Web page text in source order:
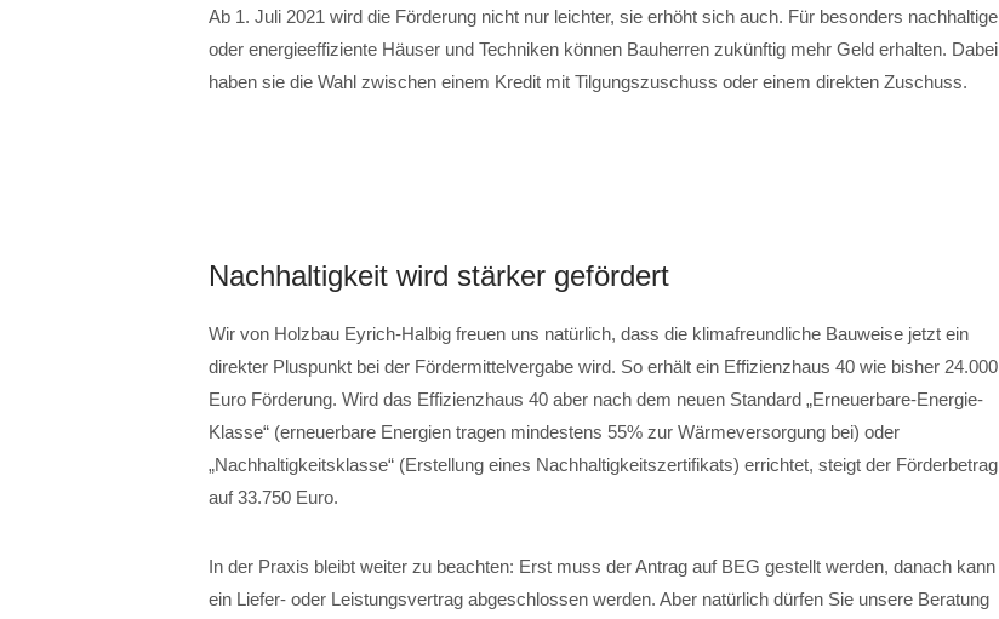
Ab 1. Juli 2021 wird die Förderung nicht nur leichter, sie erhöht sich auch. Für besonders nachhaltige
oder energieeffiziente Häuser und Techniken können Bauherren zukünftig mehr Geld erhalten. Dabei
haben sie die Wahl zwischen einem Kredit mit Tilgungszuschuss oder einem direkten Zuschuss.
Nachhaltigkeit wird stärker gefördert
Wir von Holzbau Eyrich-Halbig freuen uns natürlich, dass die klimafreundliche Bauweise jetzt ein
direkter Pluspunkt bei der Fördermittelvergabe wird. So erhält ein Effizienzhaus 40 wie bisher 24.000
Euro Förderung. Wird das Effizienzhaus 40 aber nach dem neuen Standard „Erneuerbare-Energie-
Klasse“ (erneuerbare Energien tragen mindestens 55% zur Wärmeversorgung bei) oder
„Nachhaltigkeitsklasse“ (Erstellung eines Nachhaltigkeitszertifikats) errichtet, steigt der Förderbetrag
auf 33.750 Euro.
In der Praxis bleibt weiter zu beachten: Erst muss der Antrag auf BEG gestellt werden, danach kann
ein Liefer- oder Leistungsvertrag abgeschlossen werden. Aber natürlich dürfen Sie unsere Beratung